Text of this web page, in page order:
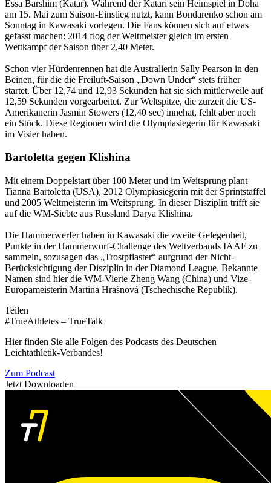
Essa Barshim (Katar). Während der Katari sein Heimspiel in Doha
am 15. Mai zum Saison-Einstieg nutzt, kann Bondarenko schon am
Sonntag in Kawasaki vorlegen. Die Fans können sich auf etwas
gefasst machen: 2014 flog der Weltmeister gleich im ersten
Wettkampf der Saison über 2,40 Meter.
Schon vier Hürdenrennen hat die Australierin Sally Pearson in den
Beinen, für die die Freiluft-Saison „Down Under“ stets früher
startet. Über 12,74 und 12,93 Sekunden hat sie sich mittlerweile auf
12,59 Sekunden vorgearbeitet. Zur Weltspitze, die zurzeit die US-
Amerikanerin Jasmin Stowers (12,40 sec) innehat, fehlt aber noch
ein Stück. Diese Regionen wird die Olympiasiegerin für Kawasaki
im Visier haben.
Bartoletta gegen Klishina
Mit einem Doppelstart über 100 Meter und im Weitsprung plant
Tianna Bartoletta (USA), 2012 Olympiasiegerin mit der Sprintstaffel
und 2005 Weltmeisterin im Weitsprung. In dieser Disziplin trifft sie
auf die WM-Siebte aus Russland Darya Klishina.
Die Hammerwerfer haben in Kawasaki die zweite Gelegenheit,
Punkte in der Hammerwurf-Challenge des Weltverbands IAAF zu
sammeln, sozusagen das „Trostpflaster“ aufgrund der Nicht-
Berücksichtigung der Disziplin in der Diamond League. Bekannte
Namen sind hier die WM-Vierte Zheng Wang (China) und Vize-
Europameisterin Martina Hrašnová (Tschechische Republik).
Teilen
#TrueAthletes – TrueTalk
Hier finden Sie alle Folgen des Podcasts des Deutschen
Leichtathletik-Verbandes!
Zum Podcast
Jetzt Downloaden